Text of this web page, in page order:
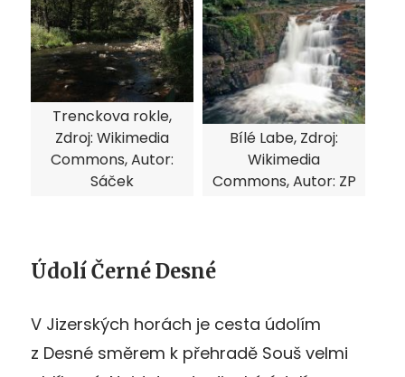
Trenckova rokle,
Zdroj: Wikimedia
Commons, Autor:
Sáček
Bílé Labe, Zdroj:
Wikimedia
Commons, Autor: ZP
Údolí Černé Desné
V Jizerských horách je cesta údolím
z Desné směrem k přehradě Souš velmi